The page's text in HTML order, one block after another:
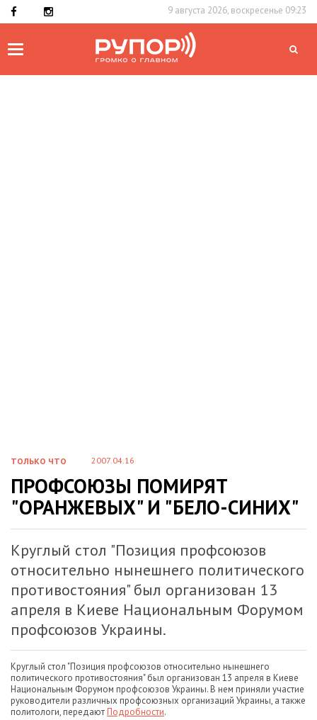
9 августа 2026, воскресенье 09:23
Toggle
ТОЛЬКО ЧТО 2007.04.16
ПРОФСОЮЗЫ ПОМИРЯТ
"ОРАНЖЕВЫХ" И "БЕЛО-СИНИХ"
Круглый стол "Позиция профсоюзов
относительно нынешнего политического
противостояния" был организован 13
апреля в Киеве Национальным Форумом
профсоюзов Украины.
Круглый стол "Позиция профсоюзов относительно нынешнего
политического противостояния" был организован 13 апреля в Киеве
Национальным Форумом профсоюзов Украины. В нем приняли участие
руководители различных профсоюзных организаций Украины, а также
политологи, передаютПодробности.